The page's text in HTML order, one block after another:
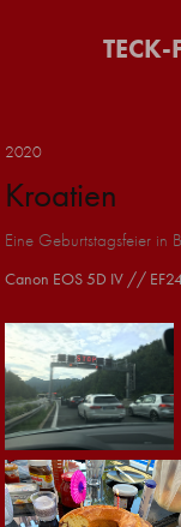
2020
Kroatien
Eine Geburtstagsfeier in
Canon EOS 5D IV //